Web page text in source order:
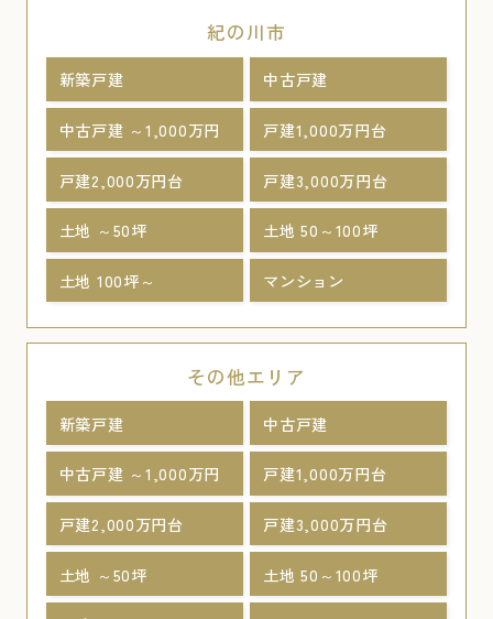
紀の川市
新築戸建 中古戸建
中古戸建 ～1,000万円 戸建1,000万円台
戸建2,000万円台 戸建3,000万円台
土地 ～50坪 土地 50～100坪
土地 100坪～ マンション
その他エリア
新築戸建 中古戸建
中古戸建 ～1,000万円 戸建1,000万円台
戸建2,000万円台 戸建3,000万円台
土地 ～50坪 土地 50～100坪